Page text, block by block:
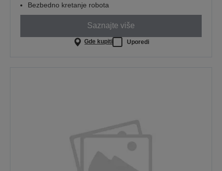
Bezbedno kretanje robota
Saznajte više
Gde kupiti Uporedi